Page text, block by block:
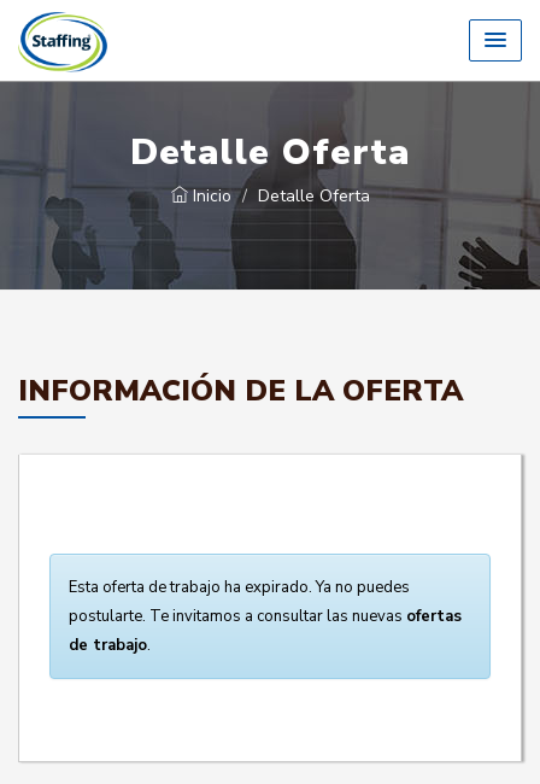
Detalle Oferta
Inicio Detalle Oferta
INFORMACIÓN DE LA OFERTA
Esta oferta de trabajo ha expirado. Ya no puedes
postularte. Te invitamos a consultar las nuevas ofertas
de trabajo.